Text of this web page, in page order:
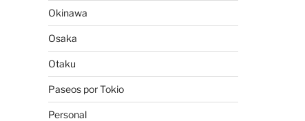
Okinawa
Osaka
Otaku
Paseos por Tokio
Personal